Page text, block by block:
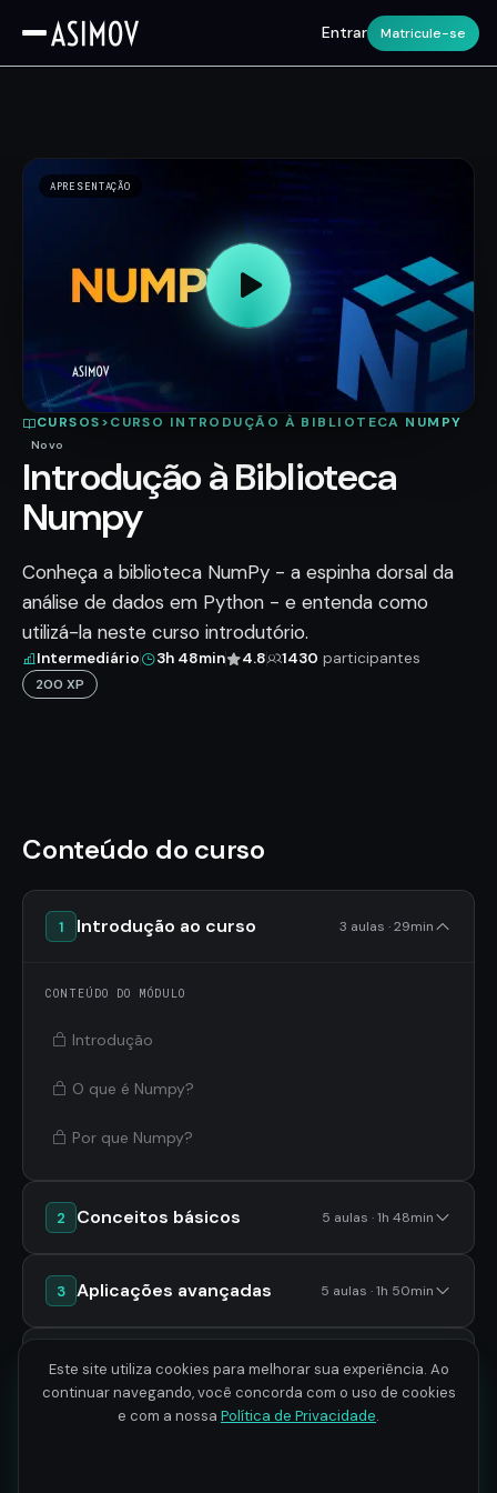
Entrar Matricule-se
CURSOS>CURSO INTRODUÇÃO À BIBLIOTECA NUMPY
Novo
Introdução à Biblioteca
Numpy
Conheça a biblioteca NumPy - a espinha dorsal da
análise de dados em Python - e entenda como
utilizá-la neste curso introdutório.
Intermediário 3h 48min 4.8 1430 participantes
200 XP
APRESENTAÇÃO
Conteúdo do curso
1 Introdução ao curso 3 aulas · 29min
CONTEÚDO DO MÓDULO
Introdução
O que é Numpy?
Por que Numpy?
2 Conceitos básicos 5 aulas · 1h 48min
3 Aplicações avançadas 5 aulas · 1h 50min
4 Miniprojetos com Numpy 3 aulas · 1h 26min
Este site utiliza cookies para melhorar sua experiência. Ao
continuar navegando, você concorda com o uso de cookies
e com a nossa Política de Privacidade.